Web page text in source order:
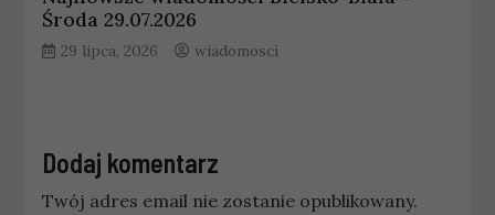
Środa 29.07.2026
29 lipca, 2026 wiadomosci
Dodaj komentarz
Twój adres email nie zostanie opublikowany.